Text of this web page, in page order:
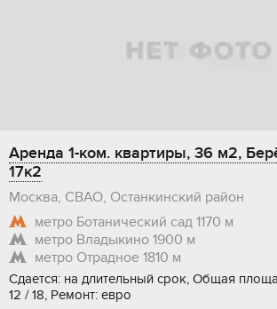
Аренда 1-ком. квартиры, 36 м2,
17к2
Москва, СВАО, Останкинский район
метро Ботанический сад 1170 м
метро Владыкино 1900 м
метро Отрадное 1810 м
Сдается: на длительный срок, Общая
12 / 18, Ремонт: евро